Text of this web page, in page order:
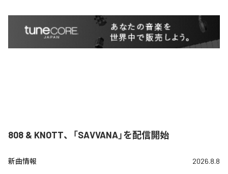
808 & KNOTT、「SAVVANA」を配信開始
新曲情報 2026.8.8